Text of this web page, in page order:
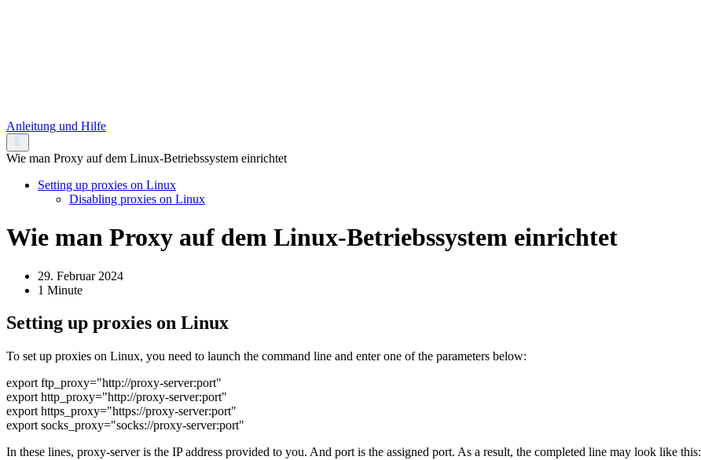
Anleitung und Hilfe
Wie man Proxy auf dem Linux-Betriebssystem einrichtet
Setting up proxies on Linux
Disabling proxies on Linux
Wie man Proxy auf dem Linux-Betriebssystem einrichtet
29. Februar 2024
1 Minute
Setting up proxies on Linux
To set up proxies on Linux, you need to launch the command line and enter one of the parameters below:
export ftp_proxy="http://proxy-server:port"
export http_proxy="http://proxy-server:port"
export https_proxy="https://proxy-server:port"
export socks_proxy="socks://proxy-server:port"
In these lines, proxy-server is the IP address provided to you. And port is the assigned port. As a result, the completed line may look like this: